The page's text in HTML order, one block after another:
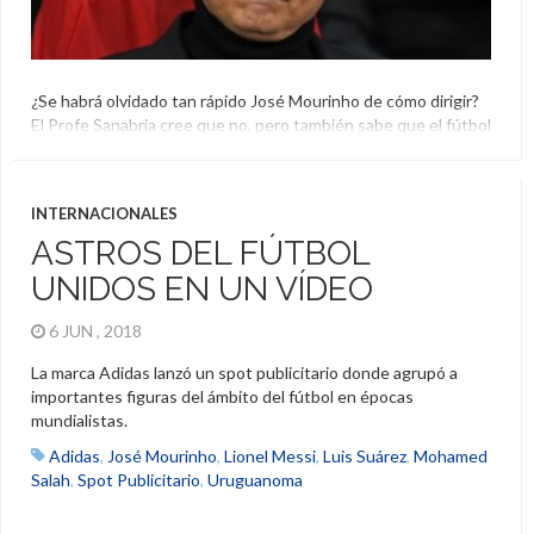
¿Se habrá olvidado tan rápido José Mourinho de cómo dirigir?
El Profe Sanabria cree que no, pero también sabe que el fútbol
Directores Técnicos
INTERNACIONALES
ASTROS DEL FÚTBOL
UNIDOS EN UN VÍDEO
6 JUN , 2018
La marca Adidas lanzó un spot publicitario donde agrupó a
importantes figuras del ámbito del fútbol en épocas
mundialistas.
Adidas, José Mourinho, Lionel Messi, Luis Suárez, Mohamed
Salah, Spot Publicitario, Uruguanoma